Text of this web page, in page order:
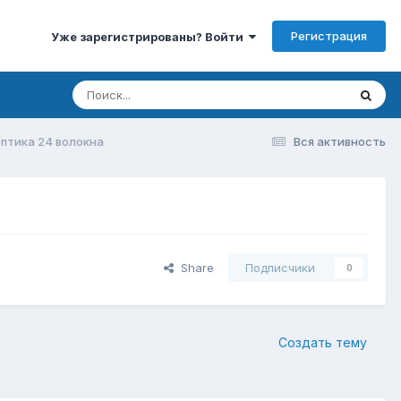
Уже зарегистрированы? Войти Регистрация
Вся активность
24 волокна
Share Подписчики 0
Создать тему